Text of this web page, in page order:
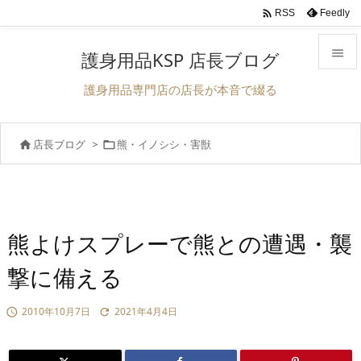


検索
 RSS Feedly
護身用品KSP 店長ブログ
護身用品専門店の店長が本音で綴る
 店長ブログ > 熊・イノシシ・害獣
熊よけスプレーで熊との遭遇・襲
撃に備える
 2010年10月7日  2021年4月4日